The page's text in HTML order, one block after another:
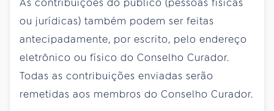
ou jurídicas) também podem ser feitas
antecipadamente, por escrito, pelo endereço
eletrônico ou físico do Conselho Curador.
Todas as contribuições enviadas serão
remetidas aos membros do Conselho Curador.